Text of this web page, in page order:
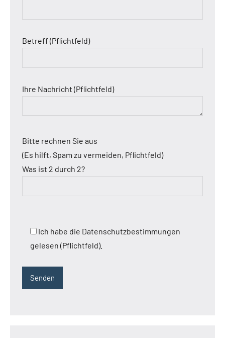
Betreff (Pflichtfeld)
Ihre Nachricht (Pflichtfeld)
Bitte rechnen Sie aus
(Es hilft, Spam zu vermeiden, Pflichtfeld)
Was ist 2 durch 2?
Ich habe die Datenschutzbestimmungen
gelesen (Pflichtfeld).